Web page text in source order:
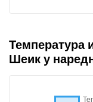
Температура
Шеик у